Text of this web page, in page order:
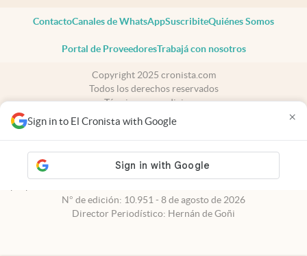
Sign in to El Cronista with Google ×
ContactoCanales de WhatsAppSuscribiteQuiénes Somos
Portal de ProveedoresTrabajá con nosotros
Copyright 2025 cronista.com
Todos los derechos reservados
Términos y condiciones
Privacidad
Consentimiento
cronista.com
es propiedad de El Cronista Comercial S.A Registro de
N° de edición: 10.951 - 8 de agosto de 2026
Director Periodístico: Hernán de Goñi